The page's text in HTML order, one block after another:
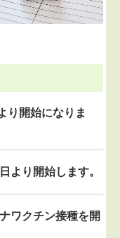
り開始になりま
より開始します。
ワクチン接種を開